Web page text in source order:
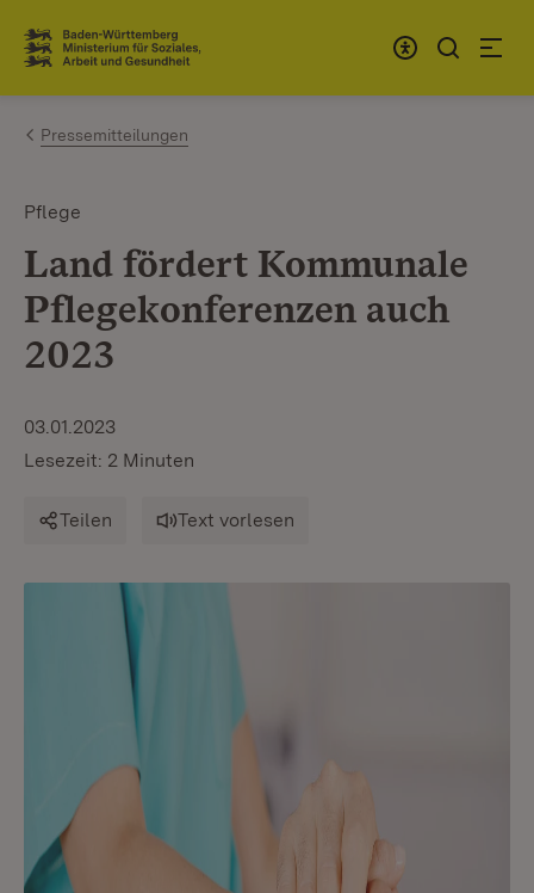
Zum Inhalt springen
Link zur Startseite
Pressemitteilungen
Pflege
Land fördert Kommunale
Pflegekonferenzen auch
2023
03.01.2023
Lesezeit: 2 Minuten
Teilen Text vorlesen